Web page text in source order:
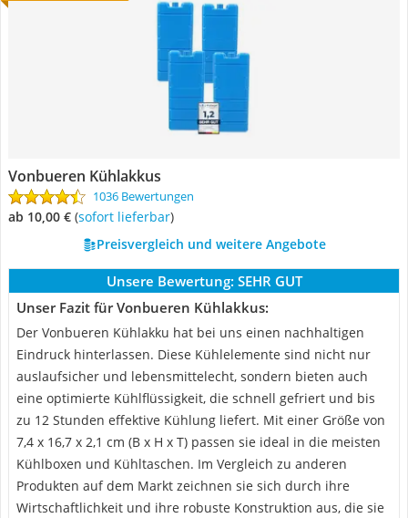
Vonbueren Kühlakkus
1036 Bewertungen
ab 10,00 € ( Sofort lieferbar)
Preisvergleich und weitere Angebote
Unsere Bewertung: SEHR GUT
Unser Fazit für Vonbueren Kühlakkus:
Der Vonbueren Kühlakku hat bei uns einen nachhaltigen
Eindruck hinterlassen. Diese Kühlelemente sind nicht nur
auslaufsicher und lebensmittelecht, sondern bieten auch
eine optimierte Kühlflüssigkeit, die schnell gefriert und bis
zu 12 Stunden effektive Kühlung liefert. Mit einer Größe von
7,4 x 16,7 x 2,1 cm (B x H x T) passen sie ideal in die meisten
Kühlboxen und Kühltaschen. Im Vergleich zu anderen
Produkten auf dem Markt zeichnen sie sich durch ihre
Wirtschaftlichkeit und ihre robuste Konstruktion aus, die sie